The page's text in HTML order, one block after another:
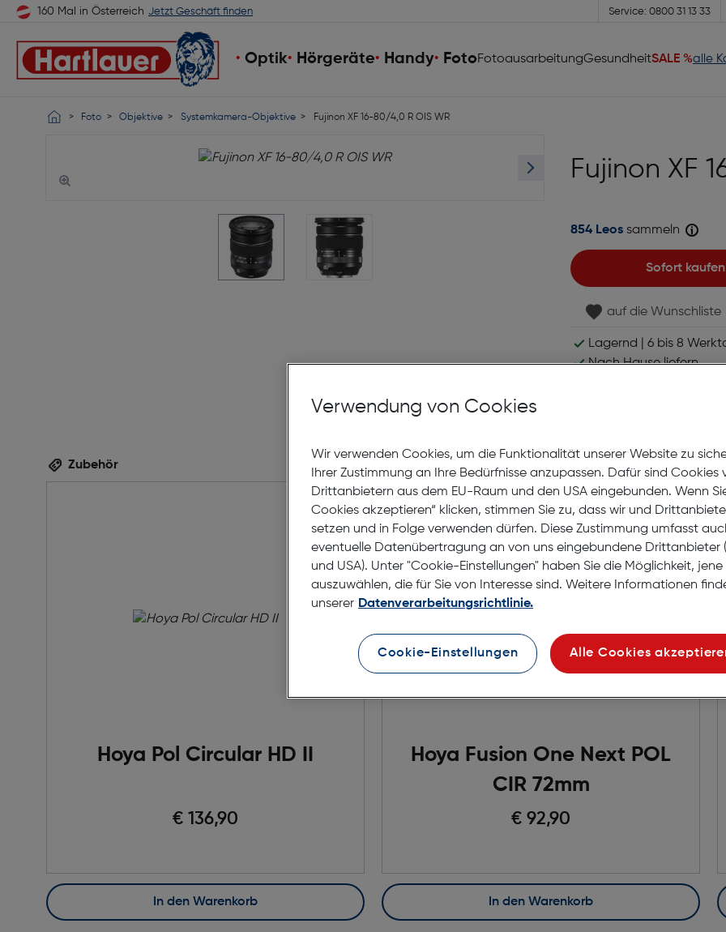
160 Mal in Österreich Jetzt Geschäft finden Service: 0800 31 13 33
Optik Hörgeräte Handy FotoFotoausarbeitungGesundheitSALE %alle
Foto Objektive Systemkamera-Objektive Fujinon XF 16-80/4,0 R OIS WR
Fujinon XF
854 Leos sammeln
Sofort kaufen
auf die Wunschliste
Lagernd | 6 bis 8
Nach Hause liefern
Zubehör
Hoya Pol Circular HD II
€ 136,90
In den Warenkorb
Hoya Fusion One Next POL
CIR 72mm
€ 92,90
In den Warenkorb
Verwendung von Cookies
Wir verwenden Cookies, um die Funktionalität unserer Website zu
Ihrer Zustimmung an Ihre Bedürfnisse anzupassen. Dafür sind Cookies
Drittanbietern aus dem EU-Raum und den USA eingebunden. Wenn
Cookies akzeptieren“ klicken, stimmen Sie zu, dass wir und
setzen und in Folge verwenden dürfen. Diese Zustimmung umfasst
eventuelle Datenübertragung an von uns eingebundene Drittanbieter
und USA). Unter "Cookie-Einstellungen" haben Sie die Möglichkeit,
auszuwählen, die für Sie von Interesse sind. Weitere Informationen
unserer Datenverarbeitungsrichtlinie.
Cookie-Einstellungen Alle Cookies